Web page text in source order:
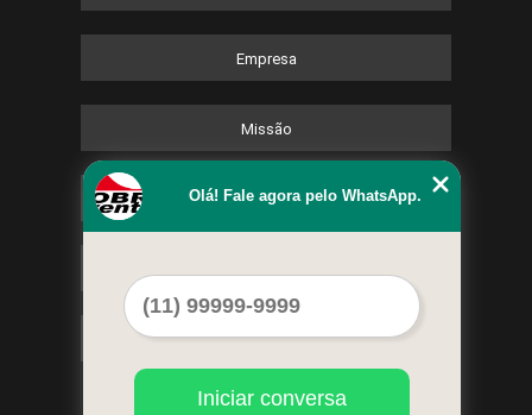
Empresa
Missão
Serviços
Mapa do site
Olá! Fale agora pelo WhatsApp.
Iniciar conversa